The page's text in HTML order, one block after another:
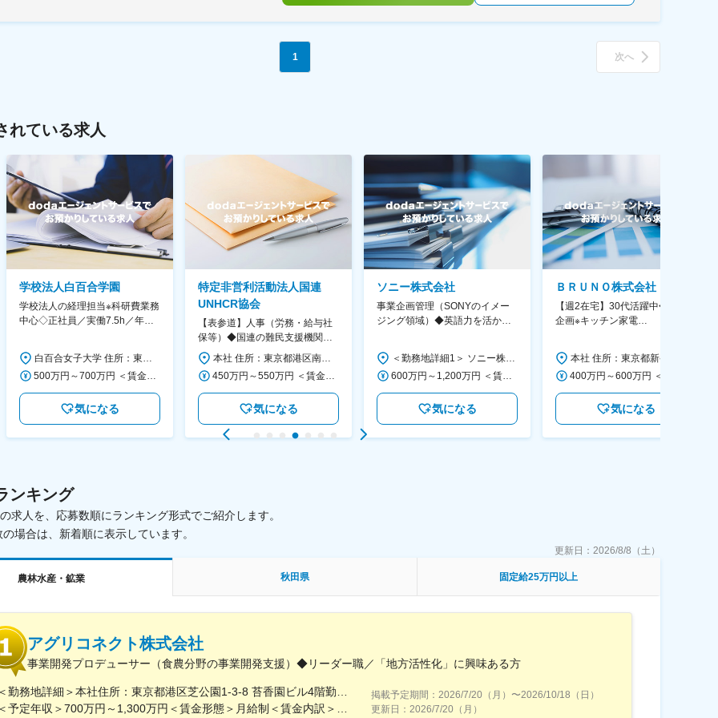
1 次へ
れている求人
学校法人白百合学園
学校法人の経理担当※科研費業務
中心◇正社員／実働7.5h／年休
大学
白百合女子大学 住所：東京都調布市緑ヶ丘1-25 勤務地最寄駅：京王線／仙川駅 受動喫煙対策：屋内全面禁煙 変更の範囲：会社の定める事業所
500万円～700万円 ＜賃金形態＞ 月給制 ＜賃金内訳＞ 月額（基本給）：280,000円～430,000円 ＜月給＞ 280,000円～430,000円 ＜昇給有無＞ 有 ＜残業手当＞ 有 ＜給与補足＞ ※年齢・過去の経験に基づき、本学規定に合わせ決定 【残業手当】有 /残業時間に応じて全額支給（※想定年収に含む） 【各種手当】扶養手当/住宅手当/通勤手当 等 【賞与】年2回（6月、12月） 【昇給】年1回（4月） 賃金はあくまでも目安の金額であり、選考を通じて上下する可能性があります。 月給(月額)は固定手当を含めた表記です。
気になる
特定非営利活動法人国連
UNHCR協会
【表参道】人事（労務・給与社
保等）◆国連の難民支援機関の
活動を支える日本公式支援窓口
◆正職員登用前提
本社 住所：東京都港区南青山6-10-11 ウェスレーセンター3F 勤務地最寄駅：地下鉄各線／表参道駅 受動喫煙対策：屋内全面禁煙 変更の範囲：会社の定める事業所（リモートワーク含む）
450万円～550万円 ＜賃金形態＞ 月給制 ＜賃金内訳＞ 月額（基本給）：340,000円～420,000円 ＜月給＞ 340,000円～420,000円 ＜昇給有無＞ 有 ＜残業手当＞ 有 ＜給与補足＞ ※能力・経験によって決定します。 ■賞与あり（業績評価に応じて支給） 賃金はあくまでも目安の金額であり、選考を通じて上下する可能性があります。 月給(月額)は固定手当を含めた表記です。
気になる
ソニー株式会社
事業企画管理（SONYのイメー
ジング領域）◆英語力を活か
＜勤務地詳細1＞ ソニー株式会社 住所：神奈川県横浜市西区みなとみらい5-1-1 受動喫煙対策：屋内全面禁煙 ＜勤務地詳細2＞ ソニーシティ大崎 住所：東京都品川区大崎2-10-1 勤務地最寄駅：JR線／大崎駅 受動喫煙対策：屋内全面禁煙 変更の範囲：会社の定める事業所（リモートワーク含む）
600万円～1,200万円 ＜賃金形態＞ 月給制 ＜賃金内訳＞ 月額（基本給）：350,000円～500,000円 ＜月給＞ 350,000円～500,000円 ＜昇給有無＞ 有 ＜残業手当＞ 有 ＜給与補足＞ ※年収は経験や能力を考慮の上、当社規定により決定します。 賃金はあくまでも目安の金額であり、選考を通じて上下する可能性があります。 月給(月額)は固定手当を含めた表記です。
気になる
ＢＲＵＮＯ株式会社
【週2在宅】30代活躍中◆商品
企画※キッチン家電
画～調達／働き方◎
気になる
ンキング
求人を、応募数順にランキング形式でご紹介します。
場合は、新着順に表示しています。
更新日： 2026/8/8（土）
農林水産・鉱業 秋田県 固定給25万円以上
アグリコネクト株式会社
事業開発プロデューサー（食農分野の事業開発支援）◆リーダー職／「地方活性化」に興味ある方
掲載予定期間： 2026/7/20（月） 〜2026/10/18（日）
更新日： 2026/7/20（月）